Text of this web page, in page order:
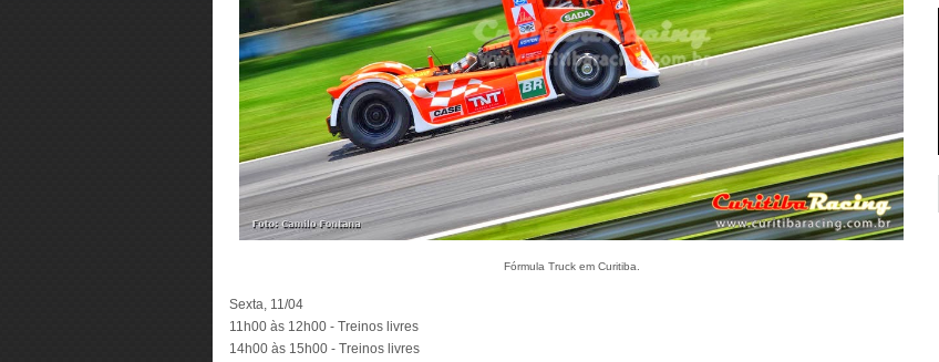
Fórmula Truck em Curitiba.
Sexta, 11/04
11h00 às 12h00 - Treinos livres
14h00 às 15h00 - Treinos livres